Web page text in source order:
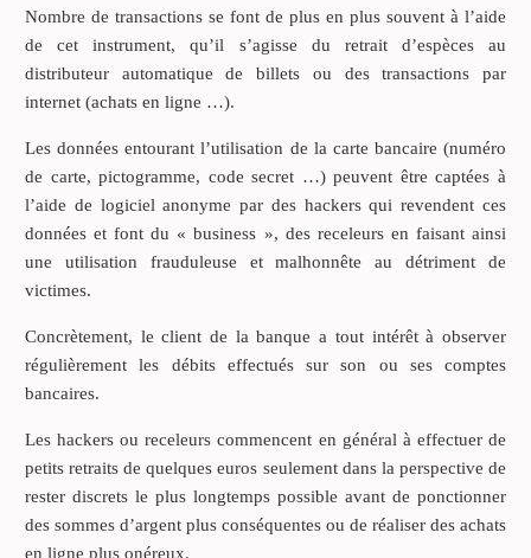
Nombre de transactions se font de plus en plus souvent à l’aide
de cet instrument, qu’il s’agisse du retrait d’espèces au
distributeur automatique de billets ou des transactions par
internet (achats en ligne …).
Les données entourant l’utilisation de la carte bancaire (numéro
de carte, pictogramme, code secret …) peuvent être captées à
l’aide de logiciel anonyme par des hackers qui revendent ces
données et font du « business », des receleurs en faisant ainsi
une utilisation frauduleuse et malhonnête au détriment de
victimes.
Concrètement, le client de la banque a tout intérêt à observer
régulièrement les débits effectués sur son ou ses comptes
bancaires.
Les hackers ou receleurs commencent en général à effectuer de
petits retraits de quelques euros seulement dans la perspective de
rester discrets le plus longtemps possible avant de ponctionner
des sommes d’argent plus conséquentes ou de réaliser des achats
en ligne plus onéreux.